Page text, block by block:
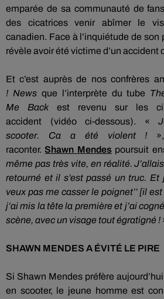
emparée de sa communauté de
des cicatrices venir abîmer le
canadien. Face à l’inquiétude de
révèle avoir été victime d’un accident
Et c’est auprès de nos confrères
! Newsque l’interprète du tube
Me Back
est revenu sur les
accident
(vidéo ci-dessous). «
scooter. Ca a été violent ! »,
raconter. Shawn Mendes poursuit
même pas très vite, en réalité.
retourné et il s’est passé un truc. Et
veux pas me casser le poignet’’ [il
j’ai mis la tête la première et j’ai
scène, avec un visage tout égratigné !
SHAWN MENDES A ÉVITÉ LE PIRE
Si Shawn Mendes préfère
en scooter, le jeune homme est